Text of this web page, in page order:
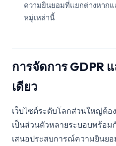
ความยินยอมที่แยกต่างหาก
หมู่เหล่านี้
การจัดการ GDPR
เดียว
เว็บไซต์ระดับโลกส่วนใหญ่ต้อ
เป็นส่วนตัวหลายระบอบพร้อ
เสนอประสบการณ์ความยินย